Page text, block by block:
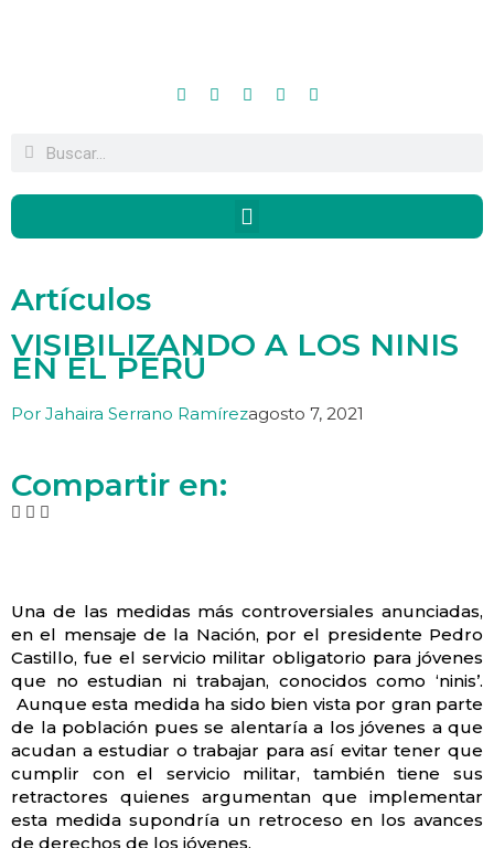
Artículos
VISIBILIZANDO A LOS NINIS
EN EL PERÚ
Por Jahaira Serrano Ramírezagosto 7, 2021
Compartir en:
Una de las medidas más controversiales anunciadas,
en el mensaje de la Nación, por el presidente Pedro
Castillo, fue el servicio militar obligatorio para jóvenes
que no estudian ni trabajan, conocidos como ‘ninis’.
Aunque esta medida ha sido bien vista por gran parte
de la población pues se alentaría a los jóvenes a que
acudan a estudiar o trabajar para así evitar tener que
cumplir con el servicio militar, también tiene sus
retractores quienes argumentan que implementar
esta medida supondría un retroceso en los avances
de derechos de los jóvenes.